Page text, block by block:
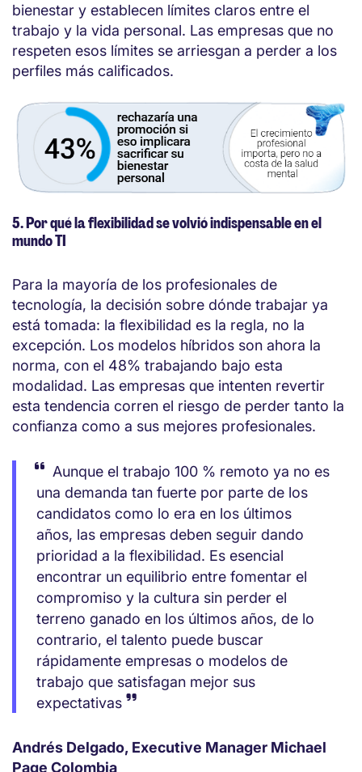
bienestar y establecen límites claros entre el
trabajo y la vida personal. Las empresas que no
respeten esos límites se arriesgan a perder a los
perfiles más calificados.
5. Por qué la flexibilidad se volvió indispensable en el
mundo TI
Para la mayoría de los profesionales de
tecnología, la decisión sobre dónde trabajar ya
está tomada: la flexibilidad es la regla, no la
excepción. Los modelos híbridos son ahora la
norma, con el 48% trabajando bajo esta
modalidad. Las empresas que intenten revertir
esta tendencia corren el riesgo de perder tanto la
confianza como a sus mejores profesionales.
Aunque el trabajo 100 % remoto ya no es
una demanda tan fuerte por parte de los
candidatos como lo era en los últimos
años, las empresas deben seguir dando
prioridad a la flexibilidad. Es esencial
encontrar un equilibrio entre fomentar el
compromiso y la cultura sin perder el
terreno ganado en los últimos años, de lo
contrario, el talento puede buscar
rápidamente empresas o modelos de
trabajo que satisfagan mejor sus
expectativas
Andrés Delgado, Executive Manager Michael
Page Colombia